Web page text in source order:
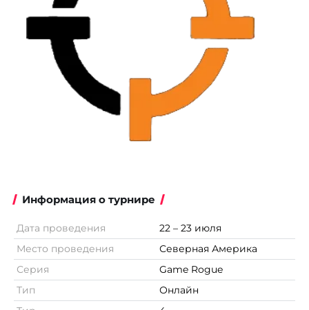
Информация о турнире
Дата проведения
22 – 23 июля
Место проведения
Северная Америка
Серия
Game Rogue
Тип
Онлайн